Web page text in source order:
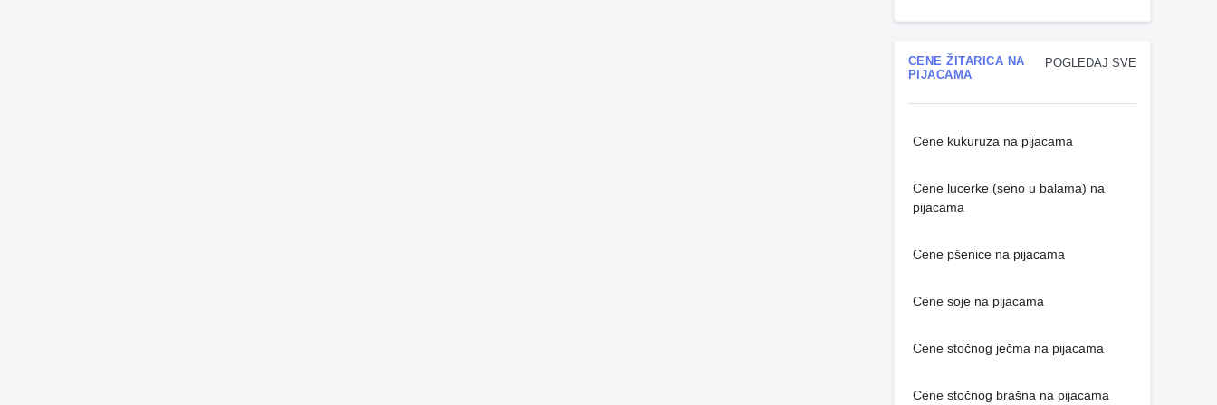
POGLEDAJ SVE
CENE ŽITARICA NA
PIJACAMA
Cene kukuruza na pijacama
Cene lucerke (seno u balama) na
pijacama
Cene pšenice na pijacama
Cene soje na pijacama
Cene stočnog ječma na pijacama
Cene stočnog brašna na pijacama